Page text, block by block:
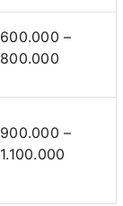
600.000 –
800.000
900.000 –
1.100.000